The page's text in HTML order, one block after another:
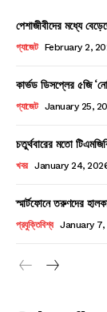
পেশাজীবীদের মধ্যে
গ্যাজেট February 2,
কার্ভড ডিসপ্লের ৫জি
গ্যাজেট January 25,
চতুর্থবারের মতো
খবর January 24,
স্মার্টফোনে তরুণদের
প্রযুক্তিবিশ্ব January 7,